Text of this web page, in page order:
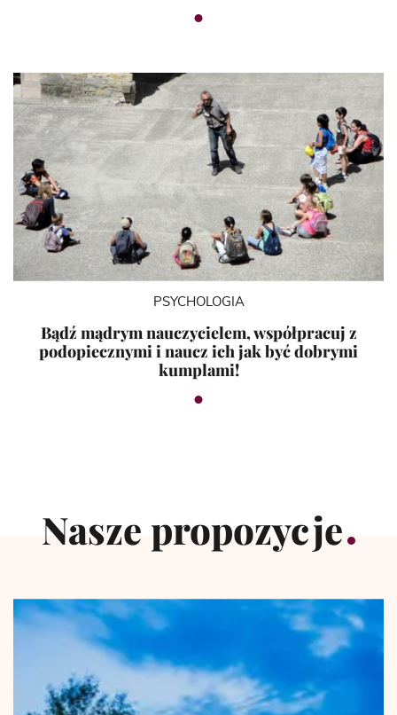
PSYCHOLOGIA
Bądź mądrym nauczycielem, współpracuj z
podopiecznymi i naucz ich jak być dobrymi
kumplami!
Nasze propozycje